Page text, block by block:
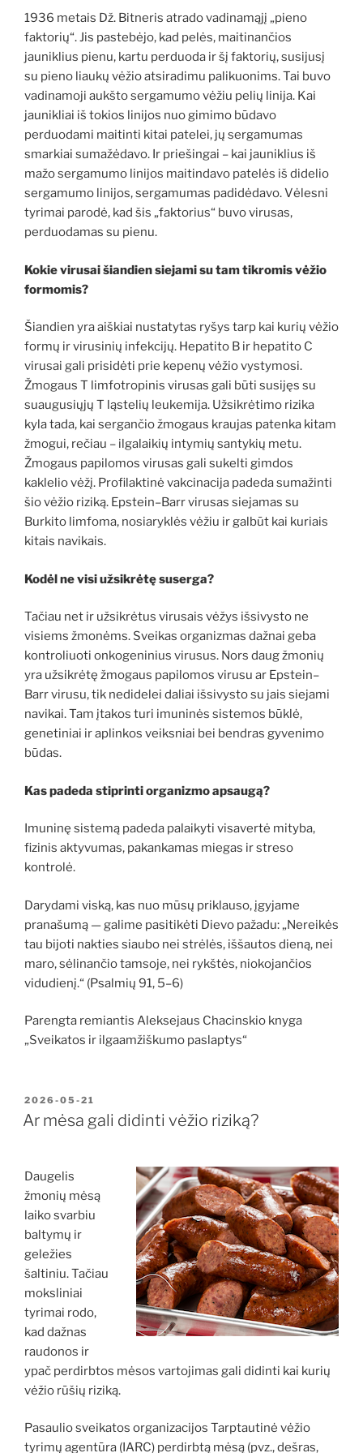
1936 metais Dž. Bitneris atrado vadinamąjį „pieno
faktorių“. Jis pastebėjo, kad pelės, maitinančios
jauniklius pienu, kartu perduoda ir šį faktorių, susijusį
su pieno liaukų vėžio atsiradimu palikuonims. Tai buvo
vadinamoji aukšto sergamumo vėžiu pelių linija. Kai
jaunikliai iš tokios linijos nuo gimimo būdavo
perduodami maitinti kitai patelei, jų sergamumas
smarkiai sumažėdavo. Ir priešingai – kai jauniklius iš
mažo sergamumo linijos maitindavo patelės iš didelio
sergamumo linijos, sergamumas padidėdavo. Vėlesni
tyrimai parodė, kad šis „faktorius“ buvo virusas,
perduodamas su pienu.
Kokie virusai šiandien siejami su tam tikromis vėžio
formomis?
Šiandien yra aiškiai nustatytas ryšys tarp kai kurių vėžio
formų ir virusinių infekcijų. Hepatito B ir hepatito C
virusai gali prisidėti prie kepenų vėžio vystymosi.
Žmogaus T limfotropinis virusas gali būti susijęs su
suaugusiųjų T ląstelių leukemija. Užsikrėtimo rizika
kyla tada, kai sergančio žmogaus kraujas patenka kitam
žmogui, rečiau – ilgalaikių intymių santykių metu.
Žmogaus papilomos virusas gali sukelti gimdos
kaklelio vėžį. Profilaktinė vakcinacija padeda sumažinti
šio vėžio riziką. Epstein–Barr virusas siejamas su
Burkito limfoma, nosiaryklės vėžiu ir galbūt kai kuriais
kitais navikais.
Kodėl ne visi užsikrėtę suserga?
Tačiau net ir užsikrėtus virusais vėžys išsivysto ne
visiems žmonėms. Sveikas organizmas dažnai geba
kontroliuoti onkogeninius virusus. Nors daug žmonių
yra užsikrėtę žmogaus papilomos virusu ar Epstein–
Barr virusu, tik nedidelei daliai išsivysto su jais siejami
navikai. Tam įtakos turi imuninės sistemos būklė,
genetiniai ir aplinkos veiksniai bei bendras gyvenimo
būdas.
Kas padeda stiprinti organizmo apsaugą?
Imuninę sistemą padeda palaikyti visavertė mityba,
fizinis aktyvumas, pakankamas miegas ir streso
kontrolė.
Darydami viską, kas nuo mūsų priklauso, įgyjame
pranašumą — galime pasitikėti Dievo pažadu: „Nereikės
tau bijoti nakties siaubo nei strėlės, iššautos dieną, nei
maro, sėlinančio tamsoje, nei rykštės, niokojančios
vidudienį.“ (Psalmių 91, 5–6)
Parengta remiantis Aleksejaus Chacinskio knyga
„Sveikatos ir ilgaamžiškumo paslaptys“
PASKELBTA
2026-05-21
Ar mėsa gali didinti vėžio riziką?
Daugelis
žmonių mėsą
laiko svarbiu
baltymų ir
geležies
šaltiniu. Tačiau
moksliniai
tyrimai rodo,
kad dažnas
raudonos ir
ypač perdirbtos mėsos vartojimas gali didinti kai kurių
vėžio rūšių riziką.
Pasaulio sveikatos organizacijos Tarptautinė vėžio
tyrimų agentūra (IARC) perdirbtą mėsą (pvz., dešras,